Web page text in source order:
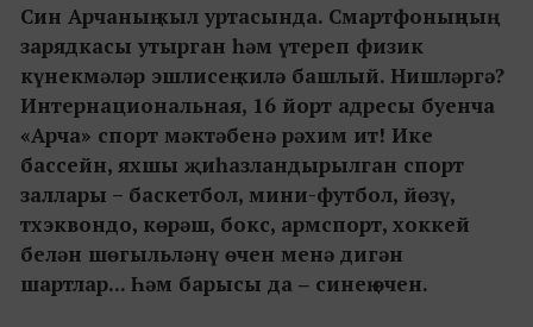
Син Арчаның кыл уртасында. Смартфоныңның
зарядкасы утырган һәм үтереп физик
күнекмәләр эшлисең килә башлый. Нишләргә?
Интернациональная, 16 йорт адресы буенча
«Арча» спорт мәктәбенә рәхим ит! Ике
бассейн, яхшы җиһазландырылган спорт
заллары – баскетбол, мини-футбол, йөзү,
тхэквондо, көрәш, бокс, армспорт, хоккей
белән шөгыльләнү өчен менә дигән
шартлар... Һәм барысы да ‒ синең өчен.